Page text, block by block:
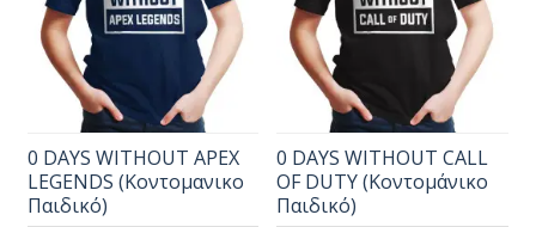
0 DAYS WITHOUT APEX
LEGENDS (Κοντομανικο
Παιδικό)
0 DAYS WITHOUT CALL
OF DUTY (Κοντομάνικο
Παιδικό)